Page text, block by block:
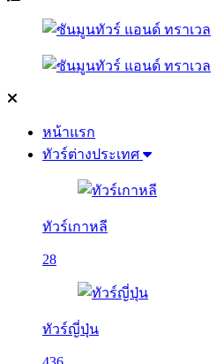
หน้าแรก
ทัวร์ต่างประเทศ
ทัวร์เกาหลี
28
ทัวร์ญี่ปุ่น